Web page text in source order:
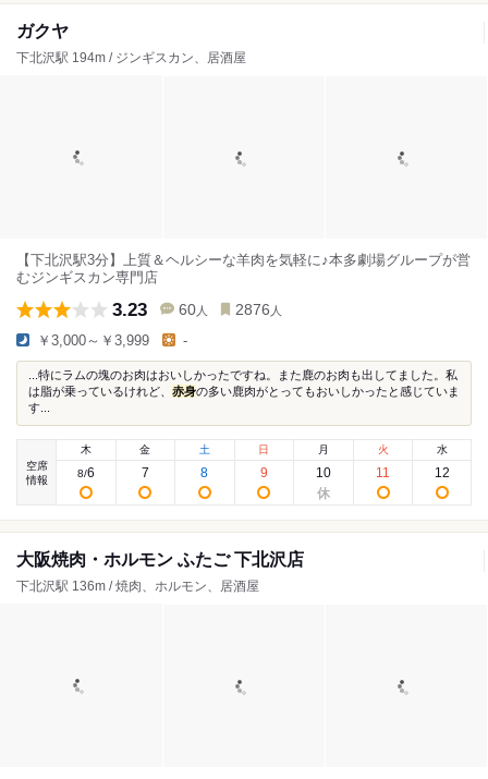
ガクヤ
下北沢駅 194m / ジンギスカン、居酒屋
【下北沢駅3分】上質＆ヘルシーな羊肉を気軽に♪本多劇場グループが営
むジンギスカン専門店
3.23 60 人 2876 人
￥3,000～￥3,999 -
...特にラムの塊のお肉はおいしかったですね。また鹿のお肉も出してました。私
は脂が乗っているけれど、 赤身の多い鹿肉がとってもおいしかったと感じていま
す...
空席
情報
木
8/6
金
7
土
8
日
9
月
10
火
11
水
12
大阪焼肉・ホルモン ふたご 下北沢店
下北沢駅 136m / 焼肉、ホルモン、居酒屋